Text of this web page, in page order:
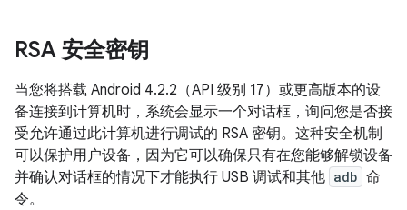
RSA 安全密钥
当您将搭载 Android 4.2.2（API 级别 17）或更高版本的设
备连接到计算机时，系统会显示一个对话框，询问您是否接
受允许通过此计算机进行调试的 RSA 密钥。这种安全机制
可以保护用户设备，因为它可以确保只有在您能够解锁设备
并确认对话框的情况下才能执行 USB 调试和其他 adb 命
令。